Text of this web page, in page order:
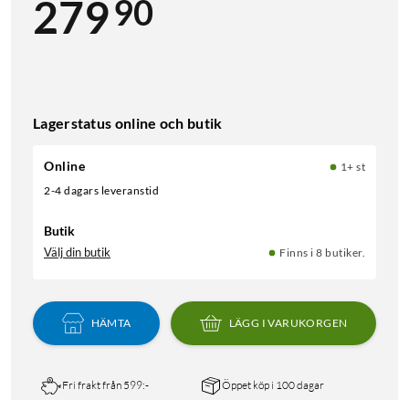
27990
Lagerstatus online och butik
Online
1+ st
2-4 dagars leveranstid
Butik
Välj din butik Finns i 8 butiker.
HÄMTA LÄGG I VARUKORGEN
Fri frakt från 599:- Öppet köp i 100 dagar